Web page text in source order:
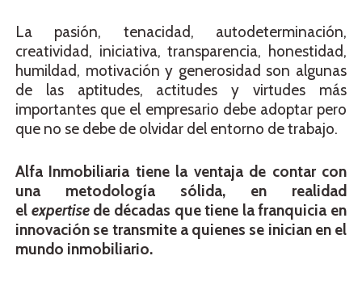
La pasión, tenacidad, autodeterminación,
creatividad, iniciativa, transparencia, honestidad,
humildad, motivación y generosidad son algunas
de las aptitudes, actitudes y virtudes más
importantes que el empresario debe adoptar pero
que no se debe de olvidar del entorno de trabajo.
Alfa Inmobiliaria tiene la ventaja de contar con
una metodología sólida, en realidad
el expertisede décadas que tiene la franquicia en
innovación se transmite a quienes se inician en el
mundo inmobiliario.